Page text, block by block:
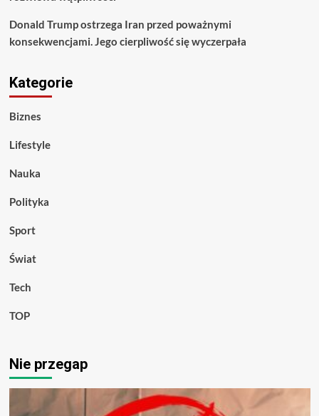
Donald Trump ostrzega Iran przed poważnymi
konsekwencjami. Jego cierpliwość się wyczerpała
Kategorie
Biznes
Lifestyle
Nauka
Polityka
Sport
Świat
Tech
TOP
Nie przegap